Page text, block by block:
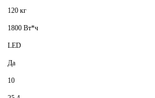
120 кг
1800 Вт*ч
LED
Да
10